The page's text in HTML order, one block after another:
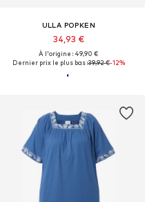
ULLA POPKEN
34,93 €
À l'origine : 49,90 €
Dernier prix le plus bas :39,92 €-12%